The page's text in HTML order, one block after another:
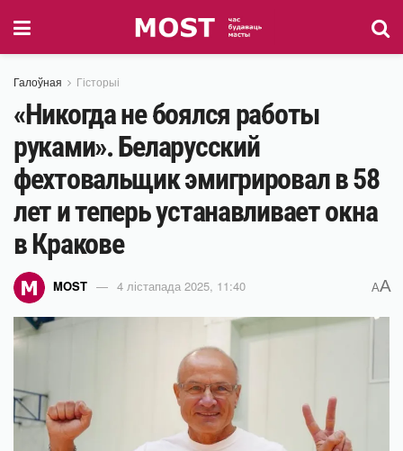
Галоўная Гісторыі
«Никогда не боялся работы
руками». Беларусский
фехтовальщик эмигрировал в 58
лет и теперь устанавливает окна
в Кракове
MOST 4 лістапада 2025, 11:40 AA